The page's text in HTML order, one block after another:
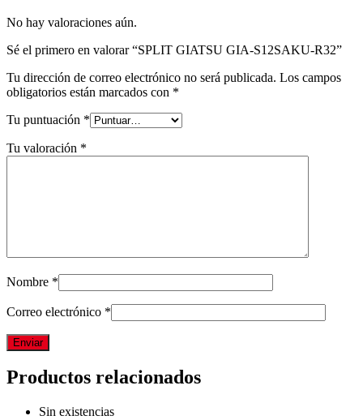
No hay valoraciones aún.
Sé el primero en valorar “SPLIT GIATSU GIA-S12SAKU-R32”
Tu dirección de correo electrónico no será publicada. Los campos
obligatorios están marcados con *
Tu puntuación *
Tu valoración *
Nombre *
Correo electrónico *
Productos relacionados
Sin existencias